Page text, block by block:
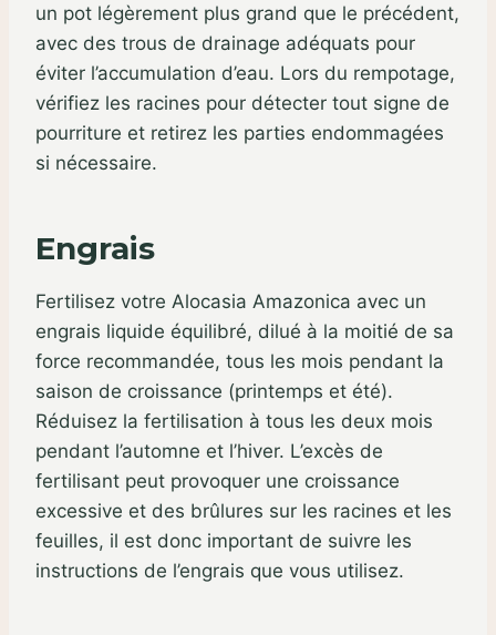
un pot légèrement plus grand que le précédent,
avec des trous de drainage adéquats pour
éviter l’accumulation d’eau. Lors du rempotage,
vérifiez les racines pour détecter tout signe de
pourriture et retirez les parties endommagées
si nécessaire.
Engrais
Fertilisez votre Alocasia Amazonica avec un
engrais liquide équilibré, dilué à la moitié de sa
force recommandée, tous les mois pendant la
saison de croissance (printemps et été).
Réduisez la fertilisation à tous les deux mois
pendant l’automne et l’hiver. L’excès de
fertilisant peut provoquer une croissance
excessive et des brûlures sur les racines et les
feuilles, il est donc important de suivre les
instructions de l’engrais que vous utilisez.